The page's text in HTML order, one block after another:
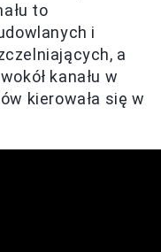
to
i
a
kanału w
kierowała się w